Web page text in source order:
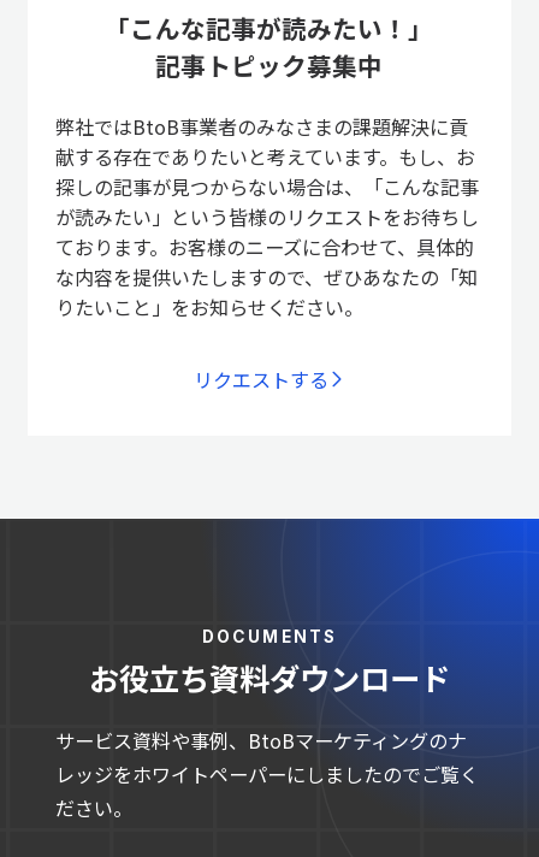
「こんな記事が読みたい！」
記事トピック募集中
弊社ではBtoB事業者のみなさまの課題解決に貢
献する存在でありたいと考えています。もし、お
探しの記事が見つからない場合は、「こんな記事
が読みたい」という皆様のリクエストをお待ちし
ております。お客様のニーズに合わせて、具体的
な内容を提供いたしますので、ぜひあなたの「知
りたいこと」をお知らせください。
リクエストする
DOCUMENTS
お役立ち資料ダウンロード
サービス資料や事例、BtoBマーケティングのナ
レッジをホワイトペーパーにしましたのでご覧く
ださい。